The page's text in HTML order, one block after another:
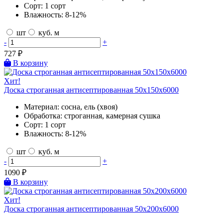
Сорт: 1 сорт
Влажность: 8-12%
шт
куб. м
-
+
727 ₽
В корзину
Хит!
Доска строганная антисептированная 50х150х6000
Материал: сосна, ель (хвоя)
Обработка: строганная, камерная сушка
Сорт: 1 сорт
Влажность: 8-12%
шт
куб. м
-
+
1090 ₽
В корзину
Хит!
Доска строганная антисептированная 50х200х6000